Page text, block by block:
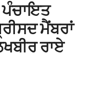
ਪੰਚਾਇਤ
ਮੈਂਬਰਾਂ
ਰਾਏ